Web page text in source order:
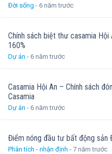
Đời sống - 6 năm trước
Chính sách biệt thư casamia
160%
Dự án - 6 năm trước
Casamia Hội An – Chính sách
Casamia
Dự án - 6 năm trước
Điểm nóng đầu tư bất động sản
Phân tích - nhận định - 7 năm trước